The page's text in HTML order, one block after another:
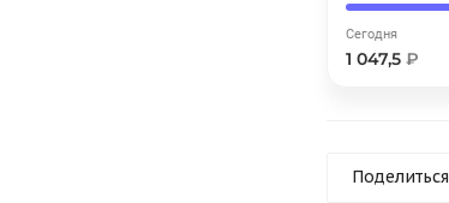
Сегодня
1 047,5 ₽
Поделиться